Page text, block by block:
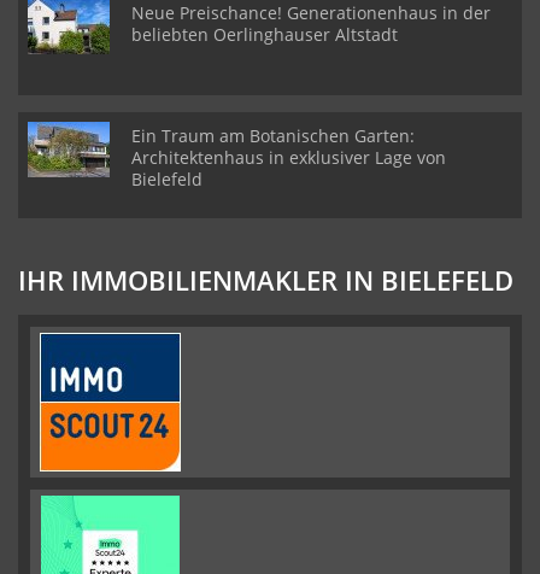
Neue Preischance! Generationenhaus in der
beliebten Oerlinghauser Altstadt
Ein Traum am Botanischen Garten:
Architektenhaus in exklusiver Lage von
Bielefeld
IHR IMMOBILIENMAKLER IN BIELEFELD